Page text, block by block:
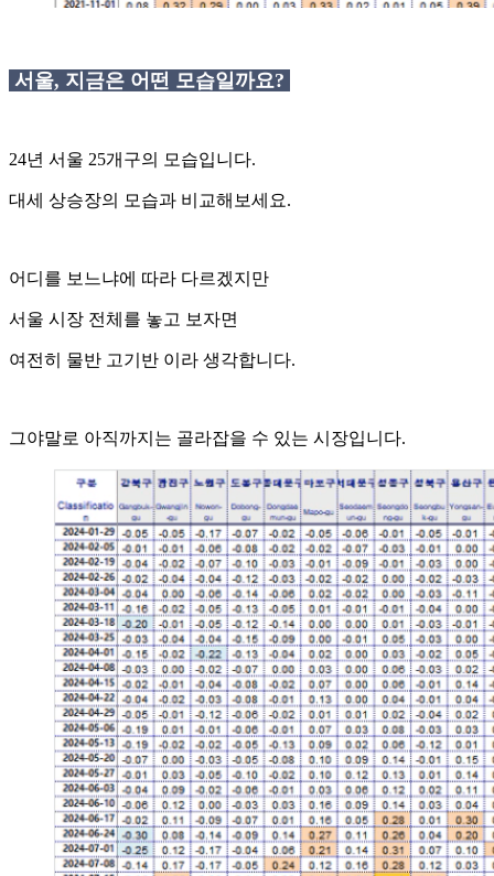
서울, 지금은 어떤 모습일까요?
24년 서울 25개구의 모습입니다.
대세 상승장의 모습과 비교해보세요.
어디를 보느냐에 따라 다르겠지만
서울 시장 전체를 놓고 보자면
여전히 물반 고기반 이라 생각합니다.
그야말로 아직까지는 골라잡을 수 있는 시장입니다.